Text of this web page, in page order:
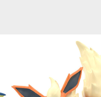
仮面ライダーシリーズ